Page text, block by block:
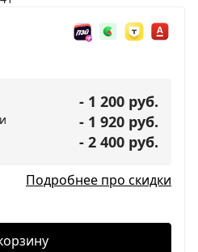
- 1 200 руб.
- 1 920 руб.
- 2 400 руб.
Подробнее про скидки